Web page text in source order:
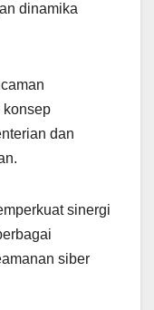
dinamika
konsep
dan
sinergi
siber